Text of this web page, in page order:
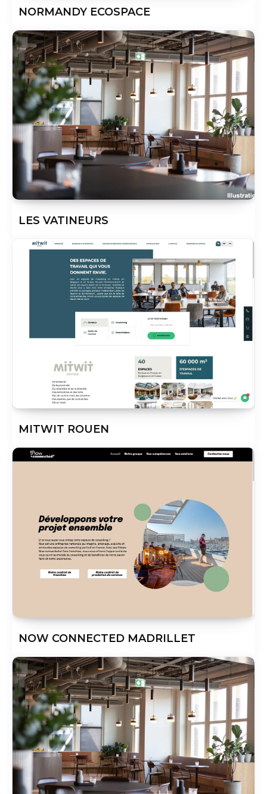
NORMANDY ECOSPACE
LES VATINEURS
MITWIT ROUEN
NOW CONNECTED MADRILLET